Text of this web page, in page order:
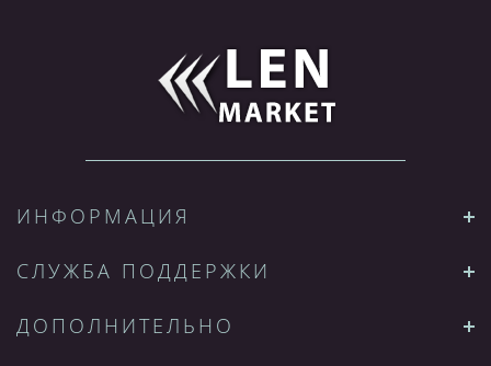
ИНФОРМАЦИЯ
СЛУЖБА ПОДДЕРЖКИ
ДОПОЛНИТЕЛЬНО